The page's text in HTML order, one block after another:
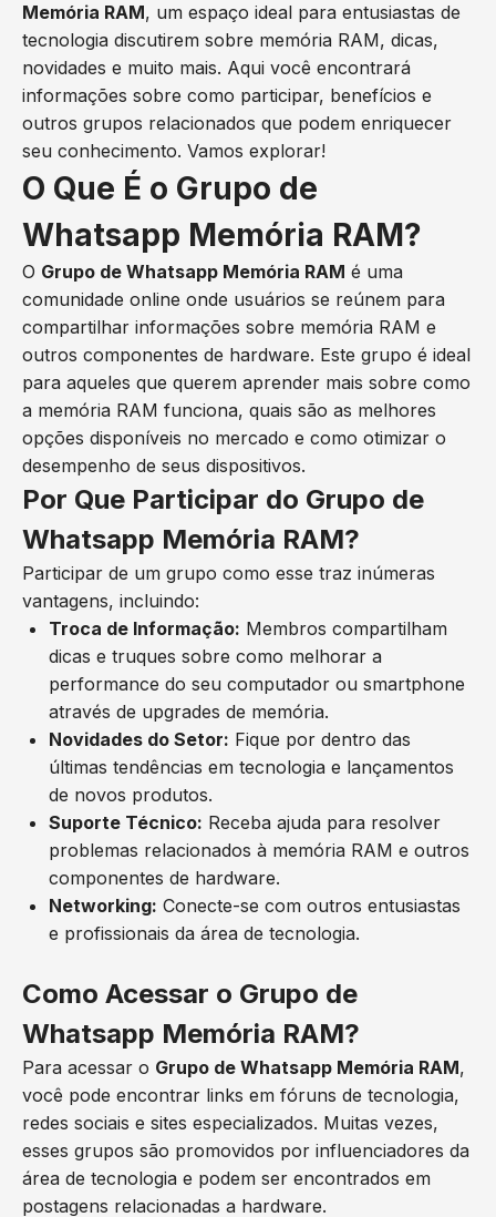
Memória RAM, um espaço ideal para entusiastas de
tecnologia discutirem sobre memória RAM, dicas,
novidades e muito mais. Aqui você encontrará
informações sobre como participar, benefícios e
outros grupos relacionados que podem enriquecer
seu conhecimento. Vamos explorar!
O Que É o Grupo de
Whatsapp Memória RAM?
O Grupo de Whatsapp Memória RAM é uma
comunidade online onde usuários se reúnem para
compartilhar informações sobre memória RAM e
outros componentes de hardware. Este grupo é ideal
para aqueles que querem aprender mais sobre como
a memória RAM funciona, quais são as melhores
opções disponíveis no mercado e como otimizar o
desempenho de seus dispositivos.
Por Que Participar do Grupo de
Whatsapp Memória RAM?
Participar de um grupo como esse traz inúmeras
vantagens, incluindo:
Troca de Informação: Membros compartilham
dicas e truques sobre como melhorar a
performance do seu computador ou smartphone
através de upgrades de memória.
Novidades do Setor: Fique por dentro das
últimas tendências em tecnologia e lançamentos
de novos produtos.
Suporte Técnico: Receba ajuda para resolver
problemas relacionados à memória RAM e outros
componentes de hardware.
Networking: Conecte-se com outros entusiastas
e profissionais da área de tecnologia.
Como Acessar o Grupo de
Whatsapp Memória RAM?
Para acessar o Grupo de Whatsapp Memória RAM,
você pode encontrar links em fóruns de tecnologia,
redes sociais e sites especializados. Muitas vezes,
esses grupos são promovidos por influenciadores da
área de tecnologia e podem ser encontrados em
postagens relacionadas a hardware.